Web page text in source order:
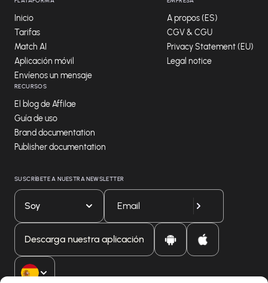
Inicio
Tarifas
Match AI
Aplicación móvil
Envíenos un mensaje
A propos (ES)
CGV & CGU
Privacy Statement (EU)
Legal notice
RECURSOS
El blog de Affilae
Guía de uso
Brand documentation
Publisher documentation
SUSCRÍBETE A NUESTRA NEWSLETTER
Soy
Descarga nuestra aplicación